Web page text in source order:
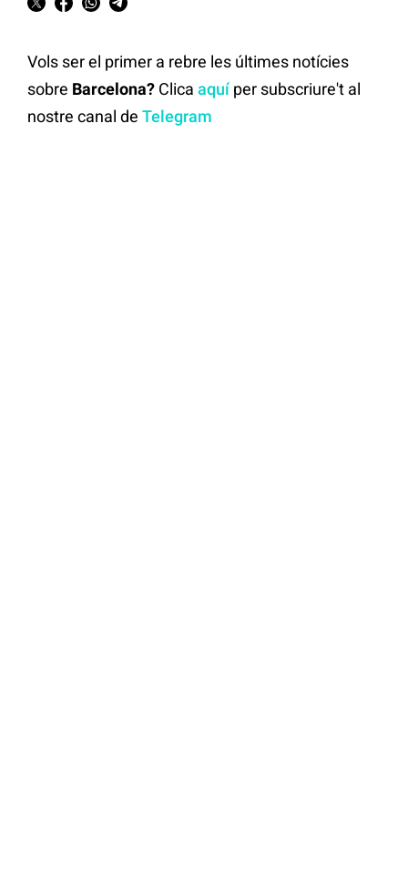
Vols ser el primer a rebre les últimes notícies
sobre Barcelona? Clica aquíper subscriure't al
nostre canal de Telegram